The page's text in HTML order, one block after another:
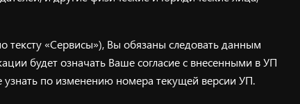
тексту «Сервисы»), Вы обязаны следовать данным
будет означать Ваше согласие с внесенными в УП
по изменению номера текущей версии УП.